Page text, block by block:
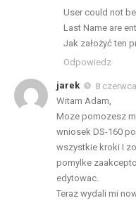
User could not
Last Name are
Jak założyć ten
Odpowiedz
jarek
8
Witam Adam,
Moze pomozesz
wniosek DS-160
wszystkie kroki I
pomylke
edytowac.
Teraz wydali mi